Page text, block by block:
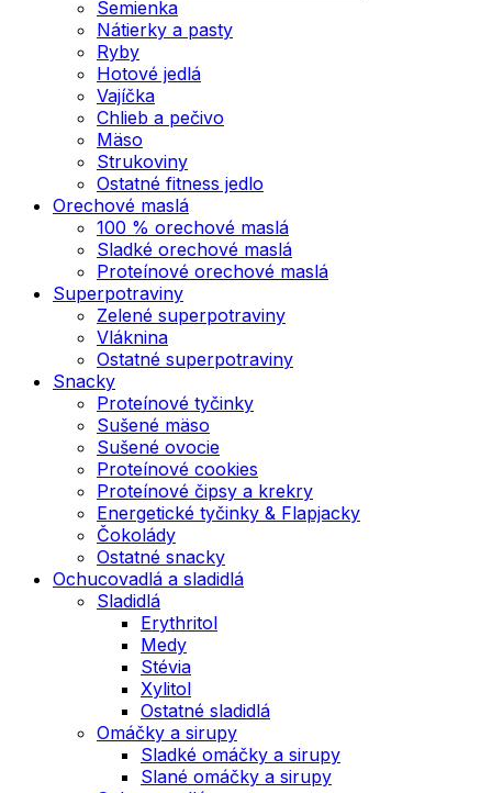
Semienka
Nátierky a pasty
Ryby
Hotové jedlá
Vajíčka
Chlieb a pečivo
Mäso
Strukoviny
Ostatné fitness jedlo
Orechové maslá
100 % orechové maslá
Sladké orechové maslá
Proteínové orechové maslá
Superpotraviny
Zelené superpotraviny
Vláknina
Ostatné superpotraviny
Snacky
Proteínové tyčinky
Sušené mäso
Sušené ovocie
Proteínové cookies
Proteínové čipsy a krekry
Energetické tyčinky & Flapjacky
Čokolády
Ostatné snacky
Ochucovadlá a sladidlá
Sladidlá
Erythritol
Medy
Stévia
Xylitol
Ostatné sladidlá
Omáčky a sirupy
Sladké omáčky a sirupy
Slané omáčky a sirupy